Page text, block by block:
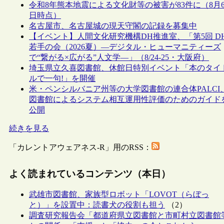
令和8年熊本地震による文化財等の被害が83件に（8月
日時点）
名古屋市、名古屋城の現天守閣の記録を募集中
【イベント】人間文化研究機構DH推進室、「第5回
若手の会（2026夏）―デジタル・ヒューマニティーズ
で“繋がる×広がる”人文学―」（8/24-25・大阪府）
埼玉県立久喜図書館、休館日特別イベント「本のタイ
ルで一句!」を開催
米・ペンシルバニア州等の大学図書館の連合体PALCI、
図書館によるシステム相互運用性評価のためのガイド
公開
続きを見る
「カレントアウェアネス-R」用のRSS：
よく読まれているコンテンツ（本日）
武雄市図書館、家族型ロボット「LOVOT（らぼっ
と）」を設置中：読書犬の役割も担う
（2）
調査研究報告会「都道府県立図書館と市町村立図書館